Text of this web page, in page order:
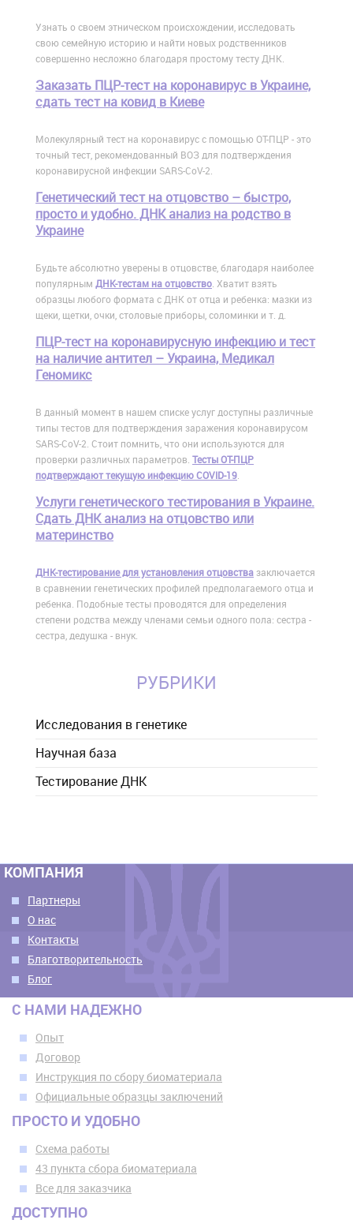
Узнать о своем этническом происхождении, исследовать
свою семейную историю и найти новых родственников
совершенно несложно благодаря простому тесту ДНК.
Заказать ПЦР-тест на коронавирус в Украине,
сдать тест на ковид в Киеве
Молекулярный тест на коронавирус с помощью ОТ-ПЦР - это
точный тест, рекомендованный ВОЗ для подтверждения
коронавирусной инфекции SARS-CoV-2.
Генетический тест на отцовство – быстро,
просто и удобно. ДНК анализ на родство в
Украине
Будьте абсолютно уверены в отцовстве, благодаря наиболее
популярным ДНК-тестам на отцовство. Хватит взять
образцы любого формата с ДНК от отца и ребенка: мазки из
щеки, щетки, очки, столовые приборы, соломинки и т. д.
ПЦР-тест на коронавирусную инфекцию и тест
на наличие антител – Украина, Медикал
Геномикс
В данный момент в нашем списке услуг доступны различные
типы тестов для подтверждения заражения коронавирусом
SARS-CoV-2. Стоит помнить, что они используются для
проверки различных параметров. Тесты ОТ-ПЦР
подтверждают текущую инфекцию COVID-19.
Услуги генетического тестирования в Украине.
Сдать ДНК анализ на отцовство или
материнство
ДНК-тестирование для установления отцовствазаключается
в сравнении генетических профилей предполагаемого отца и
ребенка. Подобные тесты проводятся для определения
степени родства между членами семьи одного пола: сестра -
сестра, дедушка - внук.
РУБРИКИ
Исследования в генетике
Научная база
Тестирование ДНК
КОМПАНИЯ
Партнеры
О нас
Контакты
Благотворительность
Блог
С НАМИ НАДЕЖНО
Опыт
Договор
Инструкция по сбору биоматериала
Официальные образцы заключений
ПРОСТО И УДОБНО
Схема работы
43 пункта сбора биоматериала
Все для заказчика
ДОСТУПНО